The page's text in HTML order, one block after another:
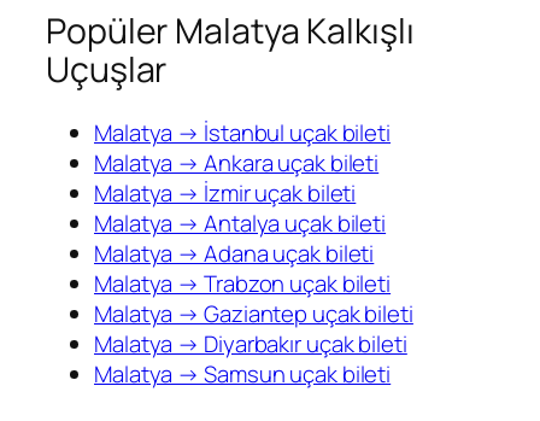
Popüler Malatya Kalkışlı
Uçuşlar
Malatya → İstanbul uçak bileti
Malatya → Ankara uçak bileti
Malatya → İzmir uçak bileti
Malatya → Antalya uçak bileti
Malatya → Adana uçak bileti
Malatya → Trabzon uçak bileti
Malatya → Gaziantep uçak bileti
Malatya → Diyarbakır uçak bileti
Malatya → Samsun uçak bileti